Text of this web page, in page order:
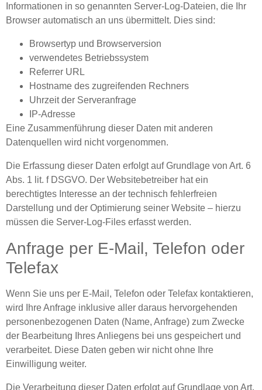
Informationen in so genannten Server-Log-Dateien, die Ihr
Browser automatisch an uns übermittelt. Dies sind:
Browsertyp und Browserversion
verwendetes Betriebssystem
Referrer URL
Hostname des zugreifenden Rechners
Uhrzeit der Serveranfrage
IP-Adresse
Eine Zusammenführung dieser Daten mit anderen
Datenquellen wird nicht vorgenommen.
Die Erfassung dieser Daten erfolgt auf Grundlage von Art. 6
Abs. 1 lit. f DSGVO. Der Websitebetreiber hat ein
berechtigtes Interesse an der technisch fehlerfreien
Darstellung und der Optimierung seiner Website – hierzu
müssen die Server-Log-Files erfasst werden.
Anfrage per E-Mail, Telefon oder
Telefax
Wenn Sie uns per E-Mail, Telefon oder Telefax kontaktieren,
wird Ihre Anfrage inklusive aller daraus hervorgehenden
personenbezogenen Daten (Name, Anfrage) zum Zwecke
der Bearbeitung Ihres Anliegens bei uns gespeichert und
verarbeitet. Diese Daten geben wir nicht ohne Ihre
Einwilligung weiter.
Die Verarbeitung dieser Daten erfolgt auf Grundlage von Art.